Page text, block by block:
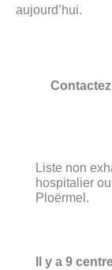
aujourd’hui.
Liste non
hospitalier
Ploërmel.
Il y a 9